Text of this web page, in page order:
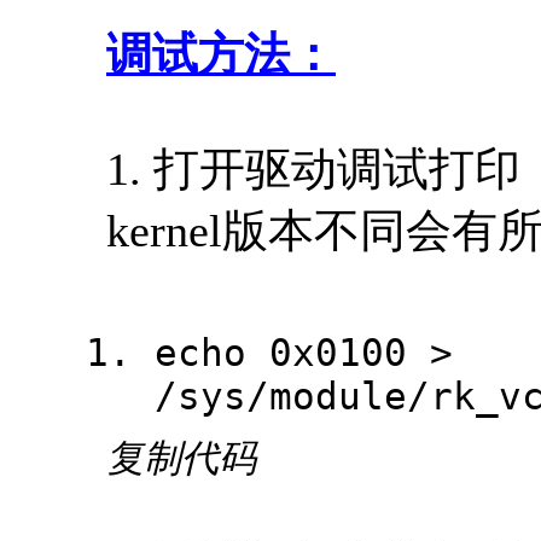
调试方法：
1. 打开驱动调试打
kernel版本不同会有
echo 0x0100 >
/sys/module/
复制代码